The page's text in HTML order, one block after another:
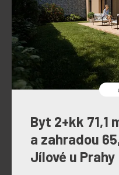
Byt 2+kk 71,1
a zahradou
Jílové u Prahy